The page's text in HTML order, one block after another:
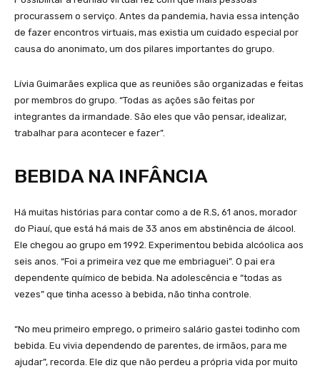
procurassem o serviço. Antes da pandemia, havia essa intenção
de fazer encontros virtuais, mas existia um cuidado especial por
causa do anonimato, um dos pilares importantes do grupo.
Lívia Guimarães explica que as reuniões são organizadas e feitas
por membros do grupo. “Todas as ações são feitas por
integrantes da irmandade. São eles que vão pensar, idealizar,
trabalhar para acontecer e fazer”.
BEBIDA NA INFÂNCIA
Há muitas histórias para contar como a de R.S, 61 anos, morador
do Piauí, que está há mais de 33 anos em abstinência de álcool.
Ele chegou ao grupo em 1992. Experimentou bebida alcóolica aos
seis anos. “Foi a primeira vez que me embriaguei”. O pai era
dependente químico de bebida. Na adolescência e “todas as
vezes” que tinha acesso à bebida, não tinha controle.
“No meu primeiro emprego, o primeiro salário gastei todinho com
bebida. Eu vivia dependendo de parentes, de irmãos, para me
ajudar”, recorda. Ele diz que não perdeu a própria vida por muito